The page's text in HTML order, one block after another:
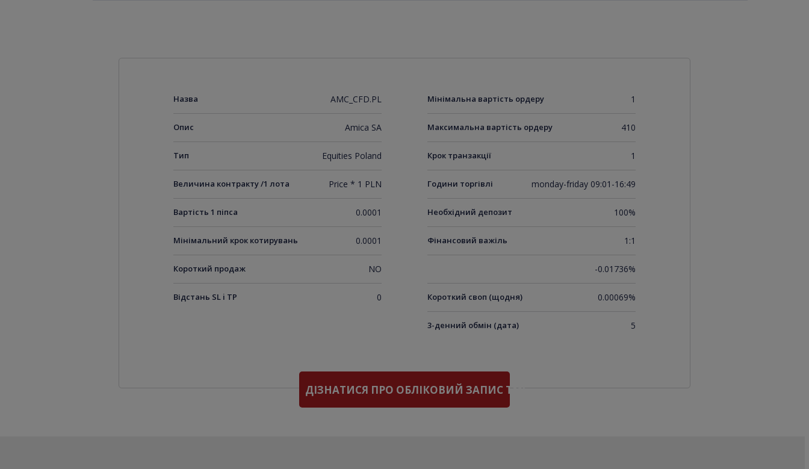
Назва AMC_CFD.PL
Опис Amica SA
Тип Equities Poland
Величина контракту /1 лота Price * 1 PLN
Вартість 1 піпса 0.0001
Мінімальний крок котирувань 0.0001
Короткий продаж NO
Відстань SL i TP 0
Мінімальна вартість ордеру 1
Максимальна вартість ордеру 410
Крок транзакції 1
Години торгівлі monday-friday 09:01-16:49
Необхідний депозит 100%
Фінансовий важіль 1:1
-0.01736%
Короткий своп (щодня) 0.00069%
3-денний обмін (дата) 5
ДІЗНАТИСЯ ПРО ОБЛІКОВИЙ ЗАПИС TMS